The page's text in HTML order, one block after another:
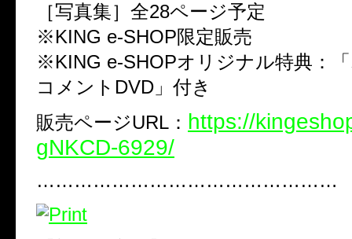
［写真集］全28ページ予定
※KING e-SHOP限定販売
※KING e-SHOPオリジナル特典：
コメントDVD」付き
販売ページURL： https://
gNKCD-6929/
…………………………………………